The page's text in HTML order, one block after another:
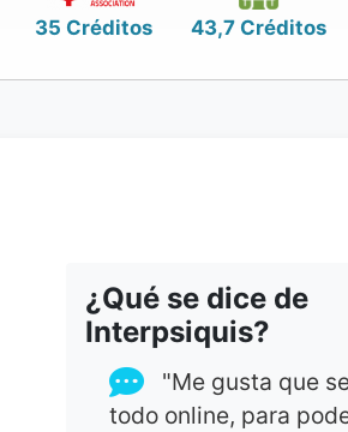
35 Créditos 43,7 Créditos
¿Qué se dice de
Interpsiquis?
"Me gusta que
todo online, para